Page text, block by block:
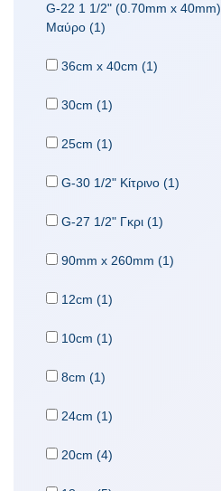
G-22 1 1/2" (0.70mm x 40mm)
Μαύρο (1)
36cm x 40cm (1)
30cm (1)
25cm (1)
G-30 1/2" Κίτρινο (1)
G-27 1/2" Γκρι (1)
90mm x 260mm (1)
12cm (1)
10cm (1)
8cm (1)
24cm (1)
20cm (4)